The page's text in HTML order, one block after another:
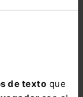
de texto que
con el
los